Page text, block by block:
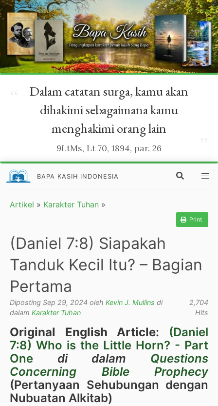
Dalam catatan surga, kamu akan
dihakimi sebagaimana kamu
menghakimi orang lain
9LtMs, Lt 70, 1894, par. 26
BAPA KASIH INDONESIA
Artikel » Karakter Tuhan »
Print
(Daniel 7:8) Siapakah
Tanduk Kecil Itu? – Bagian
Pertama
Diposting Sep 29, 2024 oleh Kevin J. Mullins di
dalam Karakter Tuhan
2,704
Hits
Original English Article: (Daniel
7:8) Who is the Little Horn? - Part
One
di dalam Questions
Concerning Bible Prophecy
(Pertanyaan Sehubungan dengan
Nubuatan Alkitab)